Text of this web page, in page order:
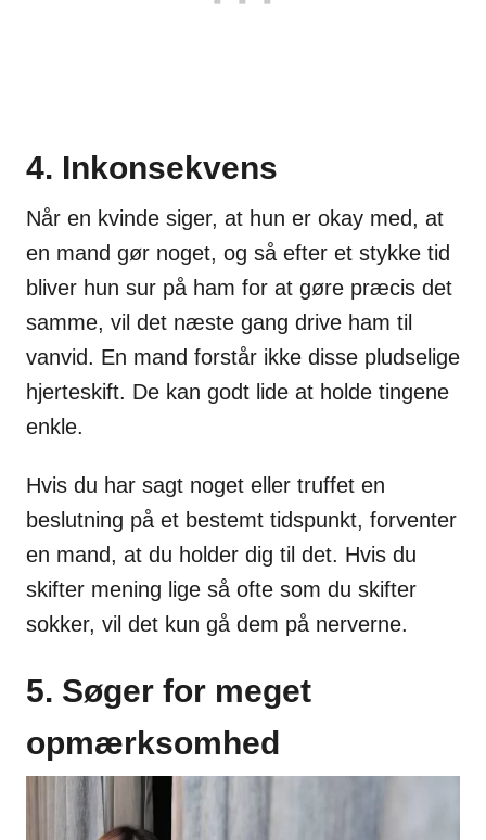
4. Inkonsekvens
Når en kvinde siger, at hun er okay med, at
en mand gør noget, og så efter et stykke tid
bliver hun sur på ham for at gøre præcis det
samme, vil det næste gang drive ham til
vanvid. En mand forstår ikke disse pludselige
hjerteskift. De kan godt lide at holde tingene
enkle.
Hvis du har sagt noget eller truffet en
beslutning på et bestemt tidspunkt, forventer
en mand, at du holder dig til det. Hvis du
skifter mening lige så ofte som du skifter
sokker, vil det kun gå dem på nerverne.
5. Søger for meget
opmærksomhed